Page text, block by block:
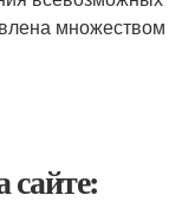
множеством
сайте: